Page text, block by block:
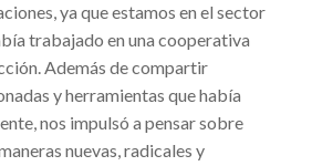
ya que estamos en el sector
trabajado en una cooperativa
Además de compartir
y herramientas que había
nos impulsó a pensar sobre
nuevas, radicales y